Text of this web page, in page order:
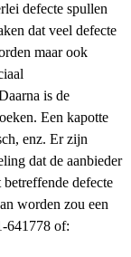
defecte spullen
dat veel defecte
maar ook
is de
Een kapotte
enz. Er zijn
dat de aanbieder
defecte
worden zou een
641778 of: